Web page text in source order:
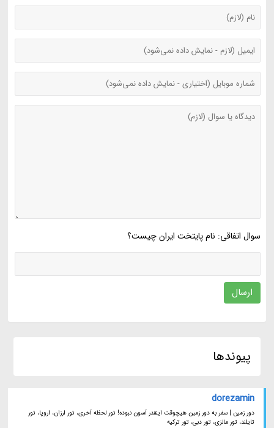
سوال اتفاقی: نام پایتخت ایران چیست؟
ارسال
پیوندها
dorezamin
دور زمین | سفر به دور زمین هیچوقت اینقدر آسون نبوده! تور لحظه آخری، تور ارزان، اروپا، تور
تایلند، تور مالزی، تور دبی، تور ترکیه